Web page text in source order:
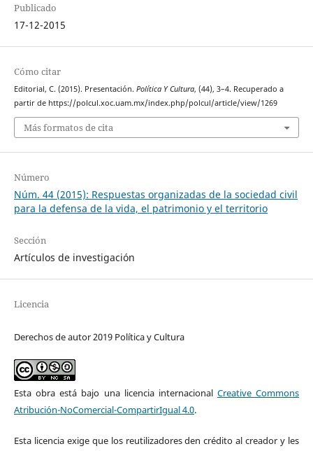
Publicado
17-12-2015
Cómo citar
Editorial, C. (2015). Presentación. Política Y Cultura, (44), 3–4. Recuperado a
partir de https://polcul.xoc.uam.mx/index.php/polcul/article/view/1269
Más formatos de cita
Número
Núm. 44 (2015): Respuestas organizadas de la sociedad civil
para la defensa de la vida, el patrimonio y el territorio
Sección
Artículos de investigación
Licencia
Derechos de autor 2019 Política y Cultura
Esta obra está bajo una licencia internacional Creative Commons
Atribución-NoComercial-CompartirIgual 4.0.
Esta licencia exige que los reutilizadores den crédito al creador y les